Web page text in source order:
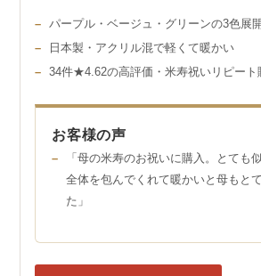
パープル・ベージュ・グリーンの3色展開
日本製・アクリル混で軽くて暖かい
34件★4.62の高評価・米寿祝いリピート
お客様の声
「母の米寿のお祝いに購入。とても
全体を包んでくれて暖かいと母もと
た」